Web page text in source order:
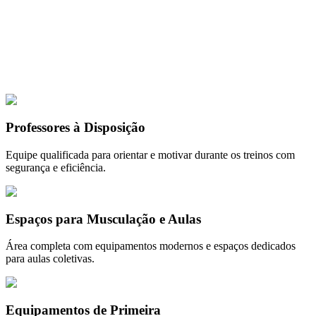
Professores à Disposição
Equipe qualificada para orientar e motivar durante os treinos com
segurança e eficiência.
Espaços para Musculação e Aulas
Área completa com equipamentos modernos e espaços dedicados
para aulas coletivas.
Equipamentos de Primeira